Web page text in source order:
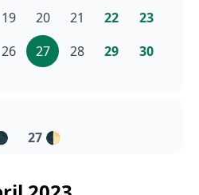
19 20 21 22 23
26 27 28 29 30
27 🌓